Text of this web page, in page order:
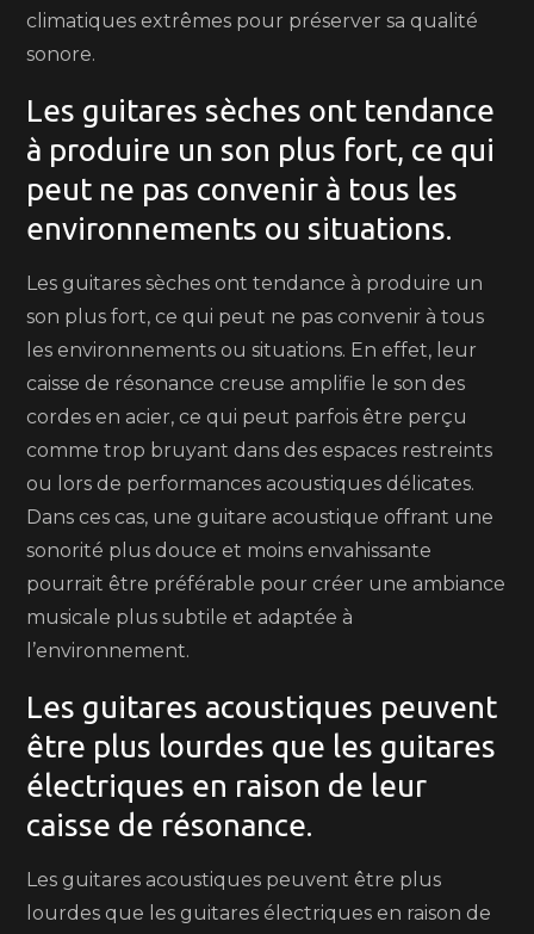
climatiques extrêmes pour préserver sa qualité
sonore.
Les guitares sèches ont tendance
à produire un son plus fort, ce qui
peut ne pas convenir à tous les
environnements ou situations.
Les guitares sèches ont tendance à produire un
son plus fort, ce qui peut ne pas convenir à tous
les environnements ou situations. En effet, leur
caisse de résonance creuse amplifie le son des
cordes en acier, ce qui peut parfois être perçu
comme trop bruyant dans des espaces restreints
ou lors de performances acoustiques délicates.
Dans ces cas, une guitare acoustique offrant une
sonorité plus douce et moins envahissante
pourrait être préférable pour créer une ambiance
musicale plus subtile et adaptée à
l’environnement.
Les guitares acoustiques peuvent
être plus lourdes que les guitares
électriques en raison de leur
caisse de résonance.
Les guitares acoustiques peuvent être plus
lourdes que les guitares électriques en raison de